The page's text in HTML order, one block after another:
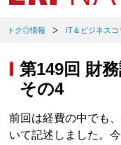
トク◎情報 IT＆ビジネスコ
第149回 財
その4
前回は経費の中でも
いて記述しました。